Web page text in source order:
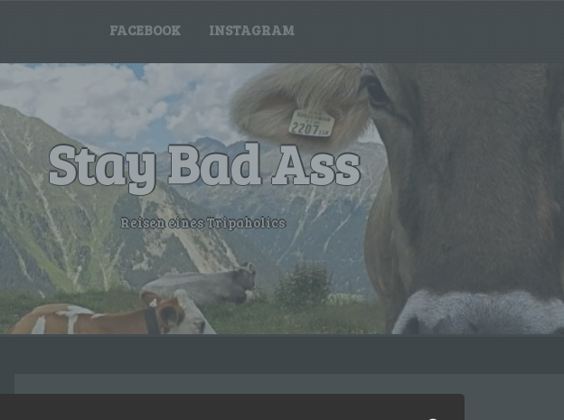
FACEBOOK INSTAGRAM
Stay Bad Ass
Reisen eines Tripaholics